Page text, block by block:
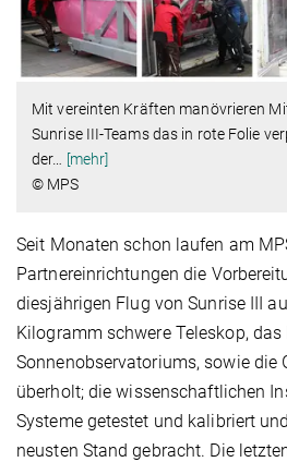
Mit vereinten Kräften manövrieren
Sunrise III-Teams das in rote Folie
der…
[mehr]
© MPS
Seit Monaten schon laufen am
Partnereinrichtungen die
diesjährigen Flug von Sunrise III
Kilogramm schwere Teleskop, das
Sonnenobservatoriums, sowie die
überholt; die wissenschaftlichen
Systeme getestet und kalibriert
neusten Stand gebracht. Die